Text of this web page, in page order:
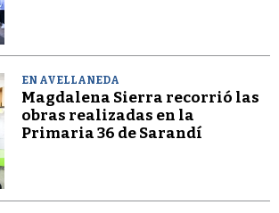
EN AVELLANEDA
Magdalena Sierra recorrió las
obras realizadas en la
Primaria 36 de Sarandí